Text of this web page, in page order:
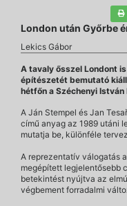
London után Győrbe
Lekics Gábor
A tavaly ősszel Londont
építészetét bemutató
hétfőn a Széchenyi István
A Ján Stempel és Jan
című anyag az 1989 utáni
mutatja be, különféle
A reprezentatív válogatás
megépített legjelentősebb
betekintést nyújtva az
végbement forradalmi